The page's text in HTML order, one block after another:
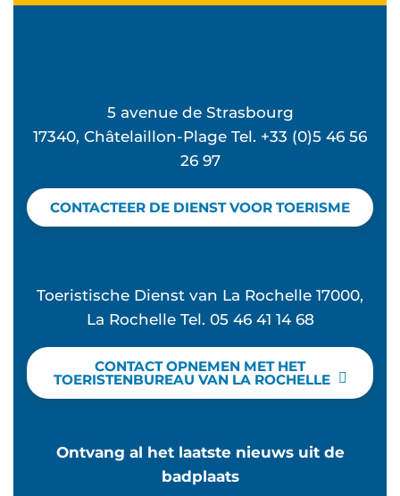
5 avenue de Strasbourg
17340, Châtelaillon-Plage Tel. +33 (0)5 46 56
26 97
CONTACTEER DE DIENST VOOR TOERISME
Toeristische Dienst van La Rochelle 17000,
La Rochelle Tel. 05 46 41 14 68
CONTACT OPNEMEN MET HET
TOERISTENBUREAU VAN LA ROCHELLE
Ontvang al het laatste nieuws uit de
badplaats